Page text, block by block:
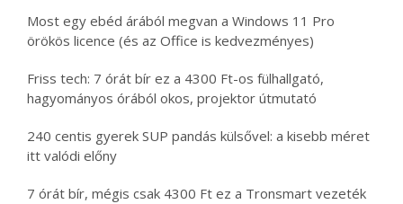
Most egy ebéd árából megvan a Windows 11 Pro
örökös licence (és az Office is kedvezményes)
Friss tech: 7 órát bír ez a 4300 Ft-os fülhallgató,
hagyományos órából okos, projektor útmutató
240 centis gyerek SUP pandás külsővel: a kisebb méret
itt valódi előny
7 órát bír, mégis csak 4300 Ft ez a Tronsmart vezeték